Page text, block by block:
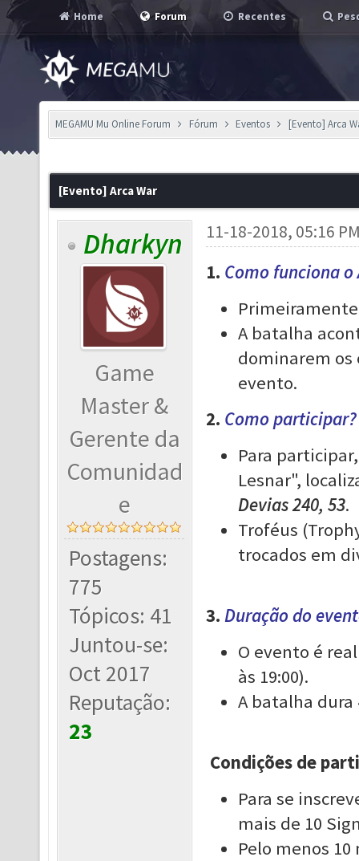
Home Forum Recentes
MEGAMU Mu Online Forum Fórum Eventos [Evento] Arca
[Evento] Arca War
Dharkyn
Game
Master &
Gerente da
Comunidad
e
Postagens:
775
Tópicos: 41
Juntou-se:
Oct 2017
Reputação:
23
11-18-2018, 05:16
1. Como funciona o
A batalha
dominarem os
evento.
2. Como participar?
Para
Lesnar",
Devias 240, 53.
Troféus
trocados em
3. Duração do
O evento é
às 19:00).
A batalha
Condições de
Para se
mais de 10
Pelo menos